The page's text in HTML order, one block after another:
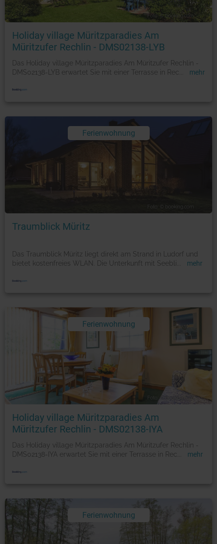
Foto: © booking.com
Holiday village Müritzparadies Am
Müritzufer Rechlin - DMS02138-LYB
Das Holiday village Müritzparadies Am Müritzufer Rechlin -
DMS02138-LYB erwartet Sie mit einer Terrasse in Rec
mehr
Ferienwohnung
Foto: © booking.com
Traumblick Müritz
Das Traumblick Müritz liegt direkt am Strand in Ludorf und
bietet kostenfreies WLAN. Die Unterkunft mit Seebli
mehr
Ferienwohnung
Foto: © booking.com
Holiday village Müritzparadies Am
Müritzufer Rechlin - DMS02138-IYA
Das Holiday village Müritzparadies Am Müritzufer Rechlin -
DMS02138-IYA erwartet Sie mit einer Terrasse in Rec
mehr
Ferienwohnung